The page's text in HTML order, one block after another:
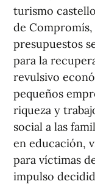
turismo
de
presupuestos
para la
revulsivo
pequeños
riqueza y
social a las
en educación,
para víctimas
impulso